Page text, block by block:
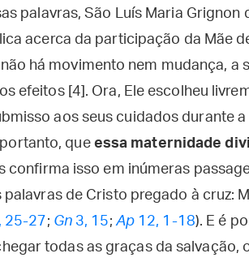
palavras, São Luís Maria
acerca da participação da Mãe
há movimento nem mudança, a
efeitos [4]. Ora, Ele escolheu
aos seus cuidados durante
que essa maternidade
confirma isso em inúmeras
de Cristo pregado à cruz:
25-27 ; Gn3, 15;Ap12, 1-18). E é
todas as graças da salvação,